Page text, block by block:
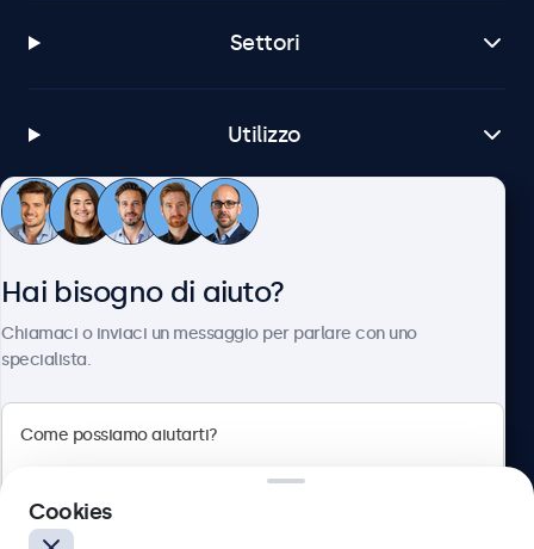
Settori
Utilizzo
Servizio Clienti
Hai bisogno di aiuto?
Chiamaci o inviaci un messaggio per parlare con uno
specialista.
Cookies